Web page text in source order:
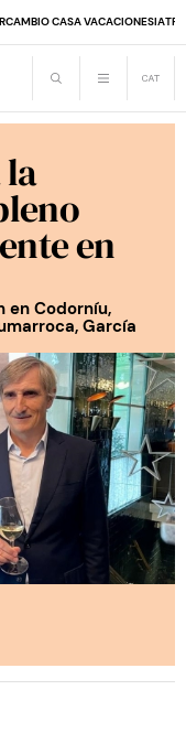
CASA VACACIONESIA
la
en
en Codorníu,
García